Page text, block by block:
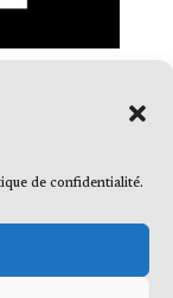
de confidentialité.